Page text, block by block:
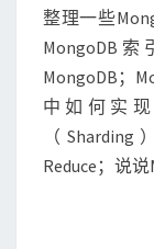
整理一些
MongoDB
MongoDB；
中如何实现
（
Reduce；说